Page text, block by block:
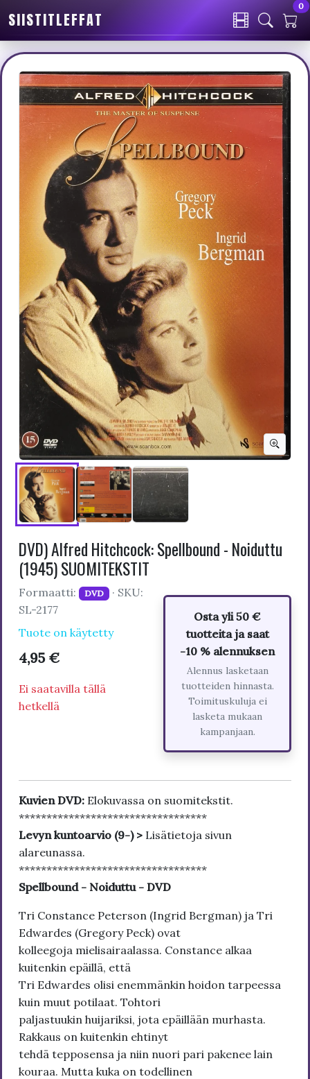
SIISTITLEFFAT
0
DVD) Alfred Hitchcock: Spellbound - Noiduttu
(1945) SUOMITEKSTIT
Formaatti: DVD · SKU:
SL-2177
Tuote on käytetty
4,95 €
Ei saatavilla tällä
hetkellä
Osta yli 50 €
tuotteita ja saat
-10 % alennuksen
Alennus lasketaan
tuotteiden hinnasta.
Toimituskuluja ei
lasketa mukaan
kampanjaan.
Kuvien DVD: Elokuvassa on suomitekstit.
**********************************
Levyn kuntoarvio (9-) > Lisätietoja sivun
alareunassa.
**********************************
Spellbound - Noiduttu - DVD
Tri Constance Peterson (Ingrid Bergman) ja Tri
Edwardes (Gregory Peck) ovat
kolleegoja mielisairaalassa. Constance alkaa
kuitenkin epäillä, että
Tri Edwardes olisi enemmänkin hoidon tarpeessa
kuin muut potilaat. Tohtori
paljastuukin huijariksi, jota epäillään murhasta.
Rakkaus on kuitenkin ehtinyt
tehdä tepposensa ja niin nuori pari pakenee lain
kouraa. Mutta kuka on todellinen